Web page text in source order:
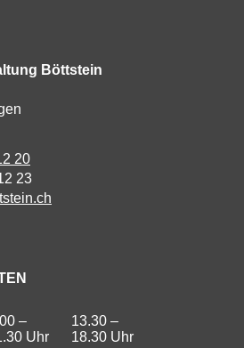
Böttstein
20
23
–
Uhr
13.30 –
18.30 Uhr